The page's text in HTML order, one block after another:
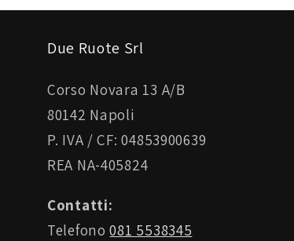
Due Ruote Srl
Corso Novara 13 A/B
80142 Napoli
P. IVA / CF: 04853900639
REA NA-405824
Contatti:
Telefono081 5538345